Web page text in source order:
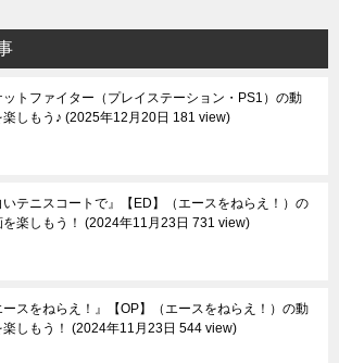
ットファイター（プレイステーション・PS1）の動
楽しもう♪ 2025年12月20日 181 view
いテニスコートで』【ED】（エースをねらえ！）の
楽しもう！
2024年11月23日 731 view
ースをねらえ！』【OP】（エースをねらえ！）の動
しもう！
2024年11月23日 544 view